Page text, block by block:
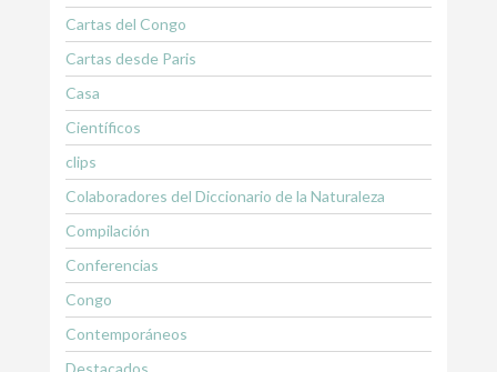
Cartas del Congo
Cartas desde Paris
Casa
Científicos
clips
Colaboradores del Diccionario de la Naturaleza
Compilación
Conferencias
Congo
Contemporáneos
Destacados